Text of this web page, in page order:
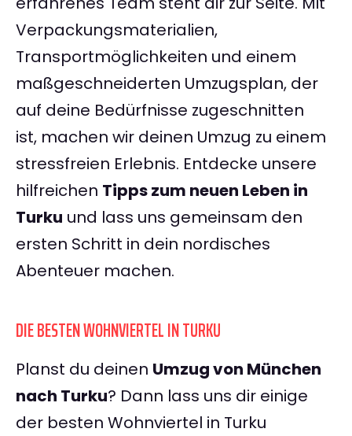
Verpackungsmaterialien,
Transportmöglichkeiten und einem
maßgeschneiderten Umzugsplan, der
auf deine Bedürfnisse zugeschnitten
ist, machen wir deinen Umzug zu einem
stressfreien Erlebnis. Entdecke unsere
hilfreichen Tipps zum neuen Leben in
Turku und lass uns gemeinsam den
ersten Schritt in dein nordisches
Abenteuer machen.
DIE BESTEN WOHNVIERTEL IN TURKU
Planst du deinen Umzug von München
nach Turku? Dann lass uns dir einige
der besten Wohnviertel in Turku